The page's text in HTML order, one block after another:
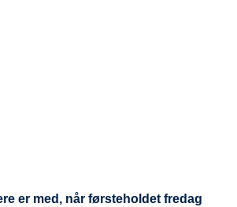
er med, når førsteholdet fredag